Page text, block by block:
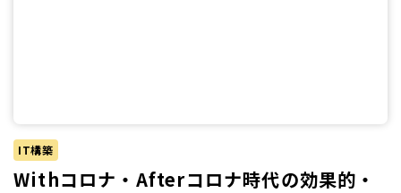
IT構築
Withコロナ・Afterコロナ時代の効果的・